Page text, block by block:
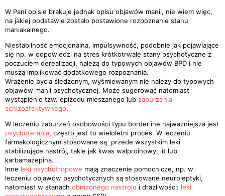
W Pani opisie brakuje jednak opisu objawów manii, nie wiem więc,
na jakiej podstawie zostało postawione rozpoznanie stanu
maniakalnego.
Niestabilność emocjonalna, impulsywność, podobnie jak pojawiające
się np. w odpowiedzi na stres krótkotrwałe stany psychotyczne z
poczuciem derealizacji, należą do typowych objawów BPD i nie
muszą implikować dodatkowego rozpoznania.
Wrażenie bycia śledzonym, wyśmiewanym nie należy do typowych
objawów manii psychotycznej. Może sugerować natomiast
wystąpienie tzw. epizodu mieszanego lub zaburzenia
schizoafektywnego.
W leczeniu zaburzeń osobowości typu borderline najważniejsza jest
psychoterapia, często jest to wieloletni proces. W leczeniu
farmakologicznym stosowane są przede wszystkim leki
stabilizujące nastrój, takie jak kwas walproinowy, lit lub
karbamazepina.
Inne leki psychotropowe mają znaczenie pomocnicze, np. w
leczeniu objawów psychotycznych są stosowane neuroleptyki,
natomiast w stanach obniżonego nastroju i drażliwości: leki